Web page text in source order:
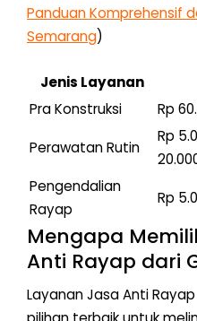
Panduan Komprehensif
Semarang)
Jenis Layanan
Pra Konstruksi
Rp
Perawatan Rutin
Rp
Pengendalian
Rayap
Rp
Mengapa
Anti Rayap dari
Layanan Jasa Anti